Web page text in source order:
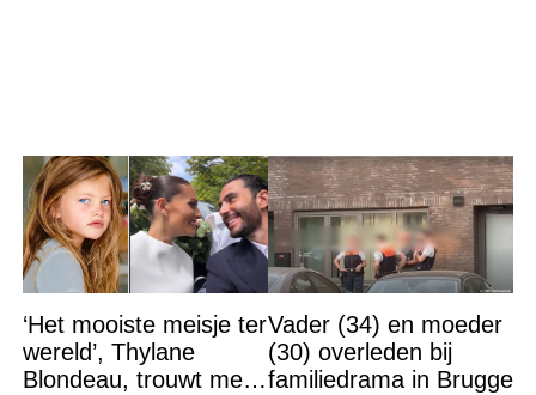
‘Het mooiste meisje ter
wereld’, Thylane
Blondeau, trouwt met
Vader (34) en moeder
(30) overleden bij
familiedrama in Brugge